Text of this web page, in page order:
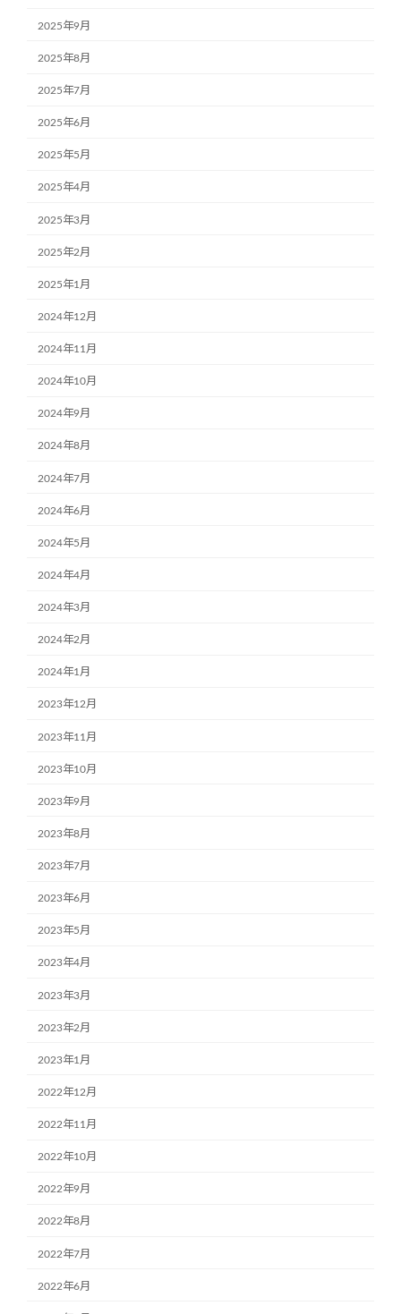
2025年9月
2025年8月
2025年7月
2025年6月
2025年5月
2025年4月
2025年3月
2025年2月
2025年1月
2024年12月
2024年11月
2024年10月
2024年9月
2024年8月
2024年7月
2024年6月
2024年5月
2024年4月
2024年3月
2024年2月
2024年1月
2023年12月
2023年11月
2023年10月
2023年9月
2023年8月
2023年7月
2023年6月
2023年5月
2023年4月
2023年3月
2023年2月
2023年1月
2022年12月
2022年11月
2022年10月
2022年9月
2022年8月
2022年7月
2022年6月